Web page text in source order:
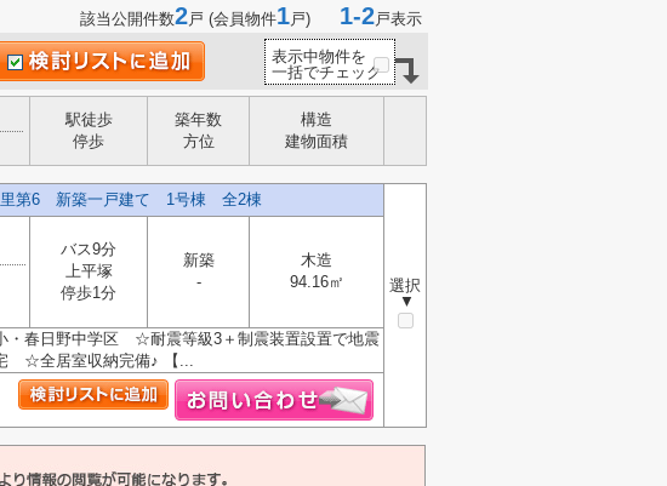
該当公開件数2戸 (会員物件1戸) 1-2戸表示
表示中物件を
一括でチェック
駅徒歩
停歩
築年数
方位
構造
建物面積
里第6 新築一戸建て 1号棟 全2棟
選択
▼
バス9分
上平塚
停歩1分
新築
-
木造
94.16㎡
春日野中学区 ☆耐震等級3＋制震装置設置で地震
☆全居室収納完備♪ 【...